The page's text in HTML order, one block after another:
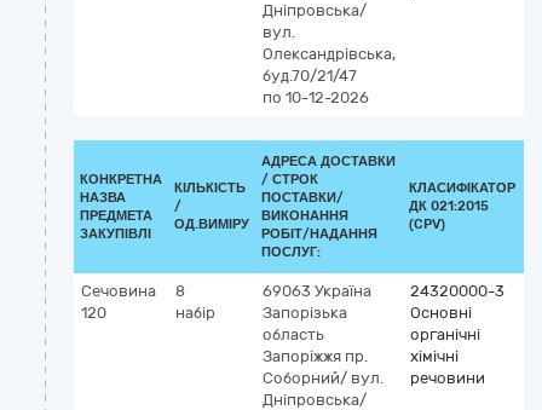
Дніпровська/
вул.
Олександрівська,
буд.70/21/47
по 10-12-2026
КОНКРЕТНА
НАЗВА
ПРЕДМЕТА
ЗАКУПІВЛІ
КІЛЬКІСТЬ
/
ОД.ВИМІРУ
АДРЕСА ДОСТАВКИ
/ СТРОК
ПОСТАВКИ/
ВИКОНАННЯ
РОБІТ/НАДАННЯ
ПОСЛУГ:
КЛАСИФІКАТОР
ДК 021:2015
(CPV)
Сечовина
120
8
набір
69063 Україна
Запорізька
область
Запоріжжя пр.
Соборний/ вул.
Дніпровська/
24320000-3
Основні
органічні
хімічні
речовини